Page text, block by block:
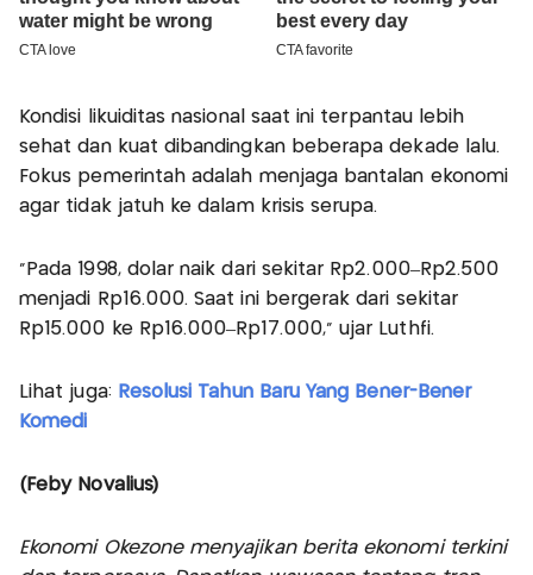
Kondisi likuiditas nasional saat ini terpantau lebih
sehat dan kuat dibandingkan beberapa dekade lalu.
Fokus pemerintah adalah menjaga bantalan ekonomi
agar tidak jatuh ke dalam krisis serupa.
“Pada 1998, dolar naik dari sekitar Rp2.000–Rp2.500
menjadi Rp16.000. Saat ini bergerak dari sekitar
Rp15.000 ke Rp16.000–Rp17.000,” ujar Luthfi.
Lihat juga: Resolusi Tahun Baru Yang Bener-Bener
Komedi
(Feby Novalius)
Ekonomi Okezone menyajikan berita ekonomi terkini